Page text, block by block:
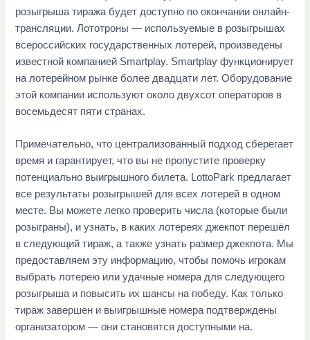
розыгрыша тиража будет доступно по окончании онлайн-
трансляции. Лототроны — используемые в розыгрышах
всероссийских государственных лотерей, произведены
известной компанией Smartplay. Smartplay функционирует
на лотерейном рынке более двадцати лет. Оборудование
этой компании используют около двухсот операторов в
восемьдесят пяти странах.
Примечательно, что централизованный подход сберегает
время и гарантирует, что вы не пропустите проверку
потенциально выигрышного билета. LottoPark предлагает
все результаты розыгрышей для всех лотерей в одном
месте. Вы можете легко проверить числа (которые были
розыграны), и узнать, в каких лотереях джекпот перешёл
в следующий тираж, а также узнать размер джекпота. Мы
предоставляем эту информацию, чтобы помочь игрокам
выбрать лотерею или удачные номера для следующего
розыгрыша и повысить их шансы на победу. Как только
тираж завершен и выигрышные номера подтверждены
организатором — они становятся доступными на.